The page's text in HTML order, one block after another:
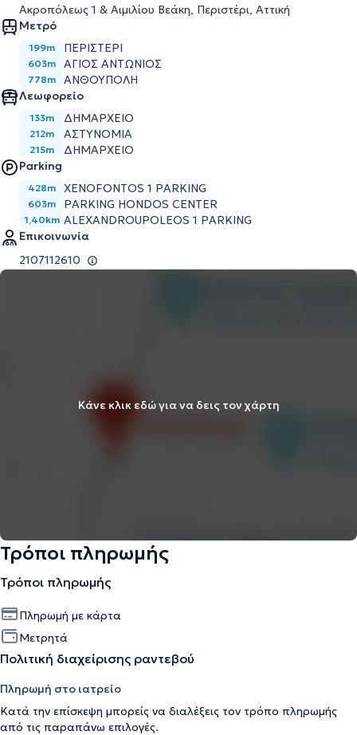
Ακροπόλεως 1 & Αιμιλίου Βεάκη, Περιστέρι, Αττική
Μετρό
199m ΠΕΡΙΣΤΕΡΙ
603m ΑΓΙΟΣ ΑΝΤΩΝΙΟΣ
778m
ΑΝΘΟΥΠΟΛΗ
Λεωφορείο
133m ΔΗΜΑΡΧΕΙΟ
212m ΑΣΤΥΝΟΜΙΑ
215m
ΔΗΜΑΡΧΕΙΟ
Parking
428m XENOFONTOS 1 PARKING
603m PARKING HONDOS CENTER
1,40km ALEXANDROUPOLEOS 1 PARKING
Επικοινωνία
2107112610
Κάνε κλικ εδώ για να δεις τον χάρτη
Τρόποι πληρωμής
Τρόποι πληρωμής
Πληρωμή με κάρτα
Μετρητά
Πολιτική διαχείρισης ραντεβού
Πληρωμή στο ιατρείο
Κατά την επίσκεψη μπορείς να διαλέξεις τον τρόπο πληρωμής
από τις παραπάνω επιλογές.